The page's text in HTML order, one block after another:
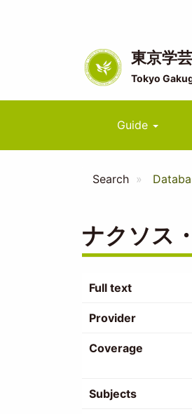
東京学
Tokyo
Main
Guide
Search
ナクソス
Full text
Provider
Coverage
Subjects